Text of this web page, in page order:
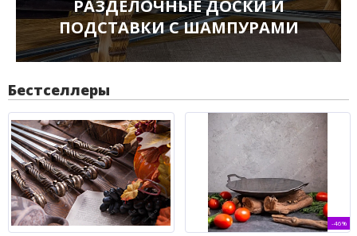
РАЗДЕЛОЧНЫЕ ДОСКИ И
ПОДСТАВКИ С ШАМПУРАМИ
Бестселлеры
-46%